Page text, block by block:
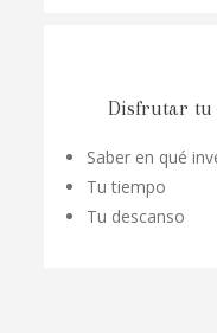
Disfrutar tu
Saber en qué
Tu tiempo
Tu descanso